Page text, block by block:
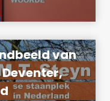
van